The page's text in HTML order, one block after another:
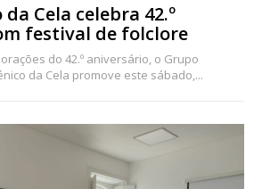
Cela celebra 42.º
festival de folclore
do 42.º aniversário, o Grupo
da Cela promove este sábado,...